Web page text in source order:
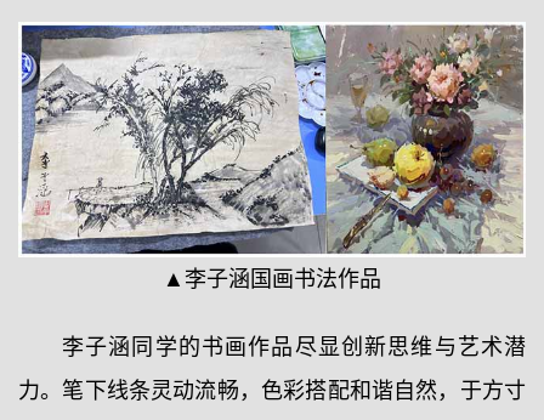
▲李子涵国画书法作品
李子涵同学的书画作品尽显创新思维与艺术潜
力。笔下线条灵动流畅，色彩搭配和谐自然，于方寸